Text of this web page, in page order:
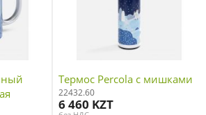
Термос Percola с мишками
22432.60
6 460 KZT